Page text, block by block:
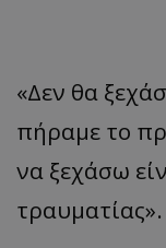
«Δεν θα
πήραμε το
να ξεχάσω
τραυματίας».